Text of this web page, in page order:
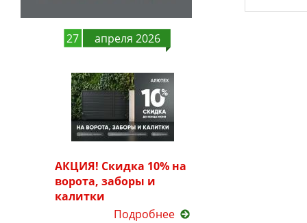
27 апреля 2026
АКЦИЯ! Скидка 10% на
ворота, заборы и
калитки
Подробнее